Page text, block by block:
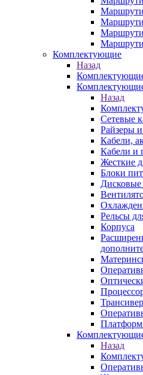
Комплектующие
Назад
Назад
Сетевые
Райзеры
Кабели,
Кабели и
Жесткие
Блоки
Рельсы
Корпуса
Назад